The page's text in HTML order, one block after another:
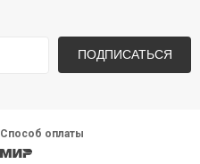
ПОДПИСАТЬСЯ
Способ оплаты